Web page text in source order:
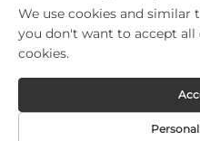
КОНТАКТЫ
Copyright © Guangzhou
Co.,Ltd. All Rights Reserved.
We use cookies and similar
you don't want to accept all
cookies.